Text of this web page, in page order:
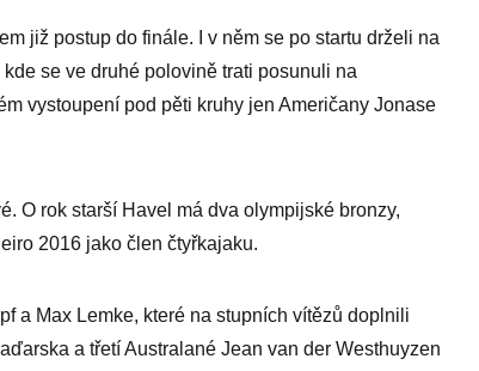
již postup do finále. I v něm se po startu drželi na
se ve druhé polovině trati posunuli na
vystoupení pod pěti kruhy jen Američany Jonase
O rok starší Havel má dva olympijské bronzy,
2016 jako člen čtyřkajaku.
a Max Lemke, které na stupních vítězů doplnili
a třetí Australané Jean van der Westhuyzen